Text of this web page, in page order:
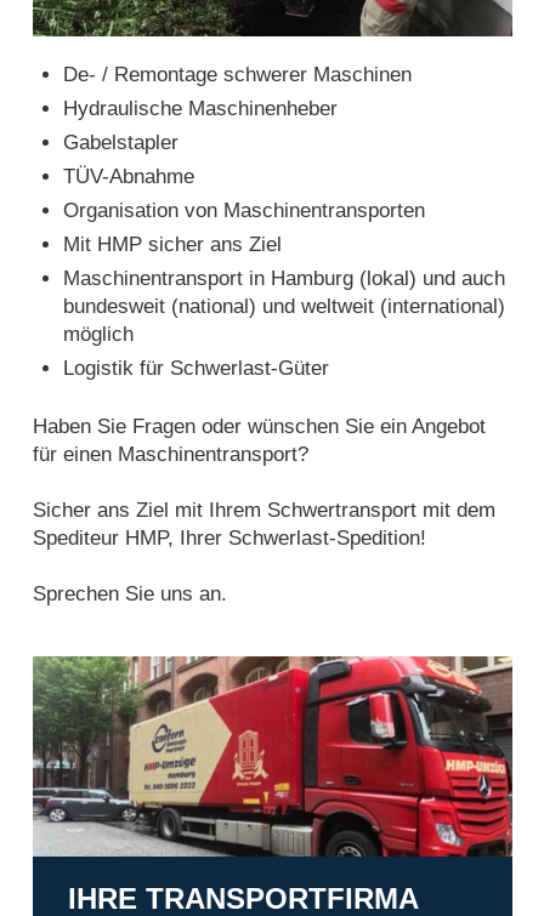
De- / Remontage schwerer Maschinen
Hydraulische Maschinenheber
Gabelstapler
TÜV-Abnahme
Organisation von Maschinentransporten
Mit HMP sicher ans Ziel
Maschinentransport in Hamburg (lokal) und auch
bundesweit (national) und weltweit (international)
möglich
Logistik für Schwerlast-Güter
Haben Sie Fragen oder wünschen Sie ein Angebot
für einen Maschinentransport?
Sicher ans Ziel mit Ihrem Schwertransport mit dem
Spediteur HMP, Ihrer Schwerlast-Spedition!
Sprechen Sie uns an.
Ihre Transportfirma
IHRE TRANSPORTFIRMA